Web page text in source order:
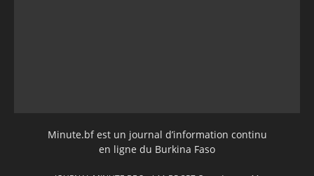
Minute.bf est un journal d’information continu
en ligne du Burkina Faso